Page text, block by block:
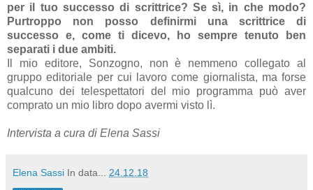
per il tuo successo di scrittrice? Se sì, in che modo?
Purtroppo non posso definirmi una scrittrice di
successo e, come ti dicevo, ho sempre tenuto ben
separati i due ambiti.
Il mio editore, Sonzogno, non è nemmeno collegato al
gruppo editoriale per cui lavoro come giornalista, ma forse
qualcuno dei telespettatori del mio programma può aver
comprato un mio libro dopo avermi visto lì.
Intervista a cura di Elena Sassi
Elena Sassi In data... 24.12.18